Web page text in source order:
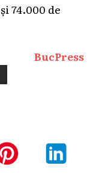
74.000 de
BucPress